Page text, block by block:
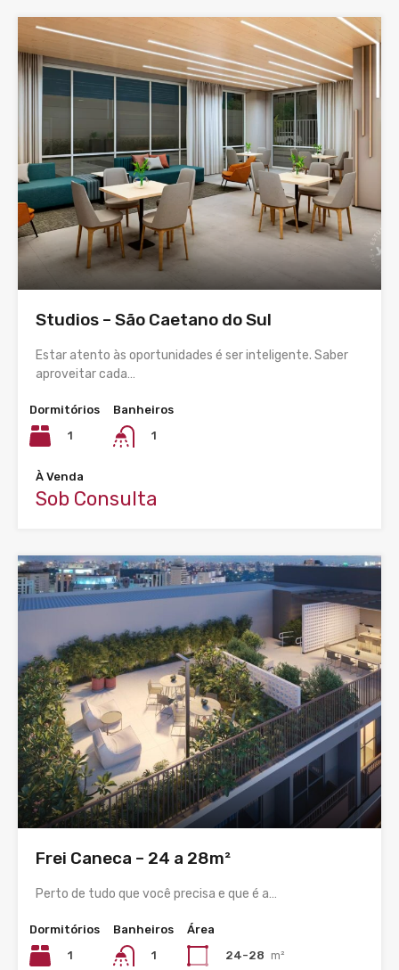
Studios – São Caetano do Sul
Estar atento às oportunidades é ser inteligente. Saber
aproveitar cada…
Dormitórios
1
Banheiros
1
À Venda
Sob Consulta
Frei Caneca – 24 a 28m²
Perto de tudo que você precisa e que é a…
Dormitórios
1
Banheiros
1
Área
24-28 m²